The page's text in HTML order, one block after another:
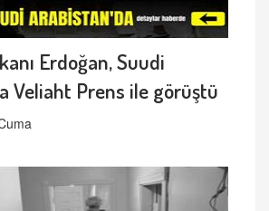
Erdoğan, Suudi
Veliaht Prens ile görüştü